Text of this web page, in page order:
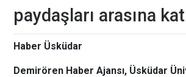
paydaşları arasına
Haber Üsküdar
Demirören Haber Ajansı, Üsküdar